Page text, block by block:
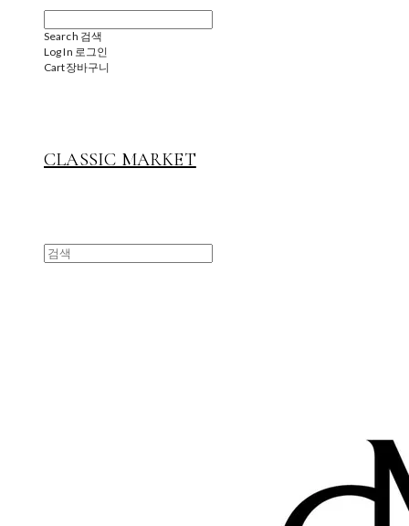
Search 검색
Log In 로그인
Cart장바구니
CLASSIC MARKET